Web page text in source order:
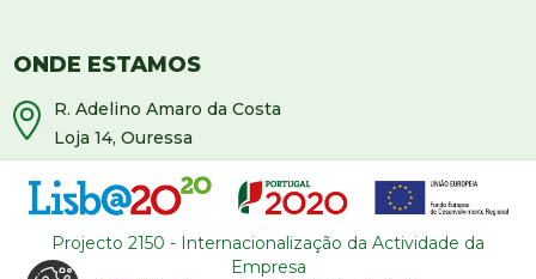
ONDE ESTAMOS
R. Adelino Amaro da Costa
Loja 14, Ouressa
2725-208 Mem-Martins
Portugal
CONTACTOS
Projecto 2150 - Internacionalização da Actividade da
Empresa